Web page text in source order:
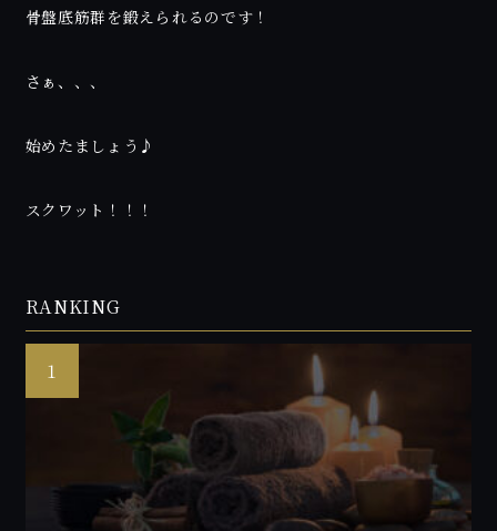
骨盤底筋群を鍛えられるのです！
さぁ、、、
始めたましょう♪
スクワット！！！
RANKING